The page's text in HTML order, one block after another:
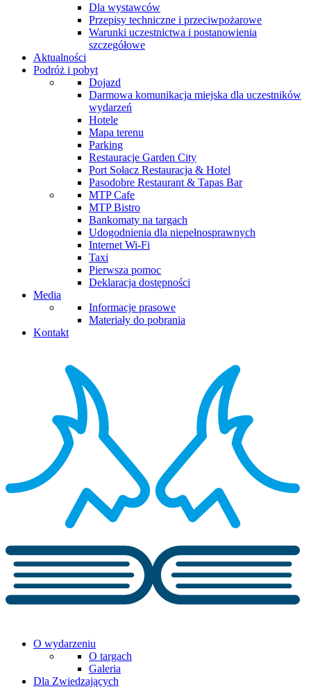
Dla wystawców
Przepisy techniczne i przeciwpożarowe
Warunki uczestnictwa i postanowienia
szczegółowe
Aktualności
Podróż i pobyt
Dojazd
Darmowa komunikacja miejska dla uczestników
wydarzeń
Hotele
Mapa terenu
Parking
Restauracje Garden City
Port Sołacz Restauracja & Hotel
Pasodobre Restaurant & Tapas Bar
MTP Cafe
MTP Bistro
Bankomaty na targach
Udogodnienia dla niepełnosprawnych
Internet Wi-Fi
Taxi
Pierwsza pomoc
Deklaracja dostępności
Media
Informacje prasowe
Materiały do pobrania
Kontakt
O wydarzeniu
O targach
Galeria
Dla Zwiedzających